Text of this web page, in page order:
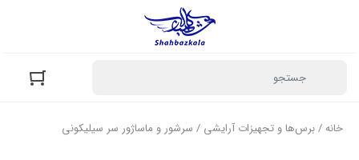
خانه/برس‌ها و تجهیزات آرایشی / سرشور و ماساژور سر سیلیکونی